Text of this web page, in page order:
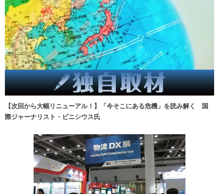
【次回から大幅リニューアル！】「今そこにある危機」を読み解く 国
際ジャーナリスト・ビニシウス氏